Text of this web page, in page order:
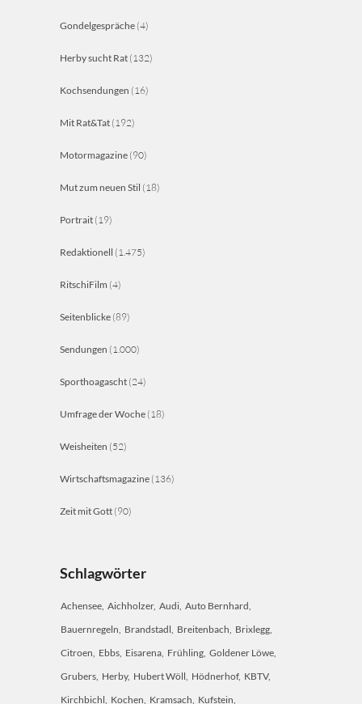
Gondelgespräche (4)
Herby sucht Rat (132)
Kochsendungen (16)
Mit Rat&Tat (192)
Motormagazine (90)
Mut zum neuen Stil (18)
Portrait (19)
Redaktionell (1.475)
RitschiFilm (4)
Seitenblicke (89)
Sendungen (1.000)
Sporthoagascht (24)
Umfrage der Woche (18)
Weisheiten (52)
Wirtschaftsmagazine (136)
Zeit mit Gott (90)
Schlagwörter
Achensee Aichholzer Audi Auto Bernhard
Bauernregeln Brandstadl Breitenbach Brixlegg
Citroen Ebbs Eisarena Frühling Goldener Löwe
Grubers Herby Hubert Wöll Hödnerhof KBTV
Kirchbichl Kochen Kramsach Kufstein